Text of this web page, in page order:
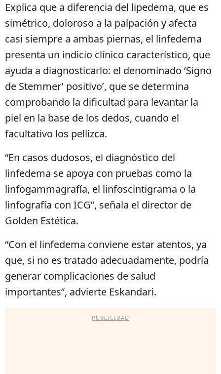
Explica que a diferencia del lipedema, que es
simétrico, doloroso a la palpación y afecta
casi siempre a ambas piernas, el linfedema
presenta un indicio clínico característico, que
ayuda a diagnosticarlo: el denominado ‘Signo
de Stemmer’ positivo’, que se determina
comprobando la dificultad para levantar la
piel en la base de los dedos, cuando el
facultativo los pellizca.
“En casos dudosos, el diagnóstico del
linfedema se apoya con pruebas como la
linfogammagrafía, el linfoscintigrama o la
linfografía con ICG”, señala el director de
Golden Estética.
“Con el linfedema conviene estar atentos, ya
que, si no es tratado adecuadamente, podría
generar complicaciones de salud
importantes”, advierte Eskandari.
PUBLICIDAD